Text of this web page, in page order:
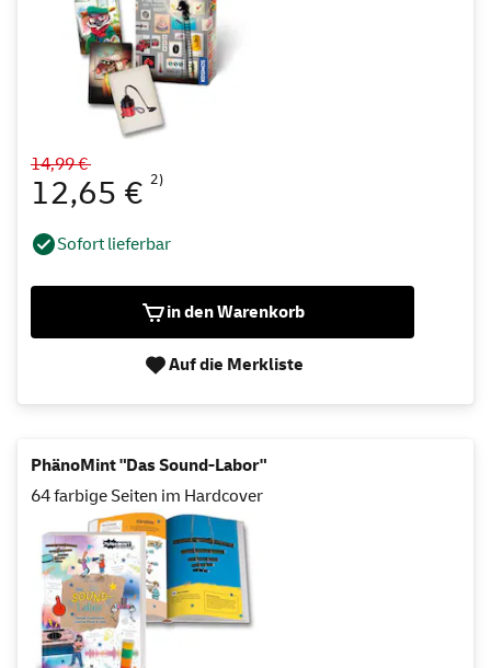
14,99 €
12,65 € 2)
Sofort lieferbar
in den Warenkorb
Auf die Merkliste
PhänoMint "Das Sound-Labor"
64 farbige Seiten im Hardcover